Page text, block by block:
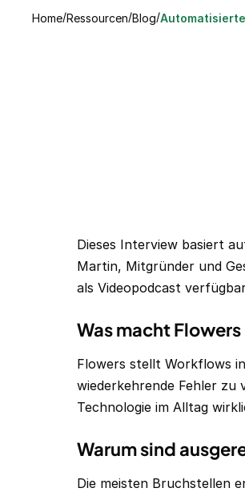
Home/Ressourcen/Blog/
Dieses Interview basiert
Martin, Mitgründer und
als Videopodcast
Was macht
Flowers stellt Workflows
wiederkehrende Fehler zu
Technologie im Alltag
Warum sind
Die meisten Bruchstellen